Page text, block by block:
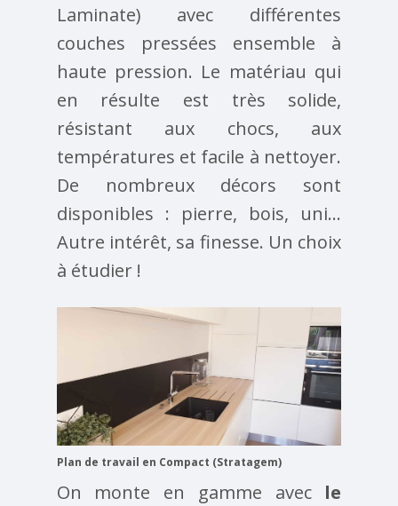
Laminate) avec différentes
couches pressées ensemble à
haute pression. Le matériau qui
en résulte est très solide,
résistant aux chocs, aux
températures et facile à nettoyer.
De nombreux décors sont
disponibles : pierre, bois, uni…
Autre intérêt, sa finesse. Un choix
à étudier !
Plan de travail en Compact (Stratagem)
On monte en gamme avecle